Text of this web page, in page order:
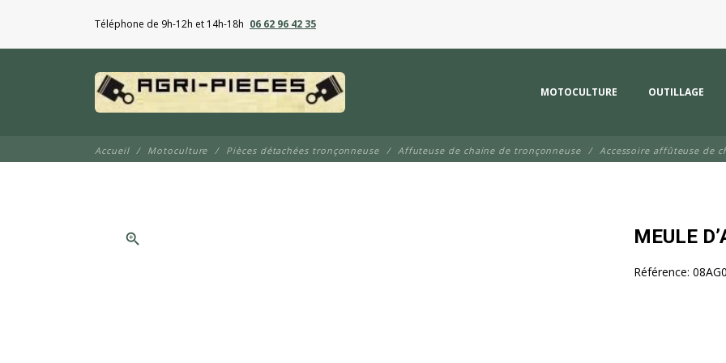
Téléphone de 9h-12h et 14h-18h 06 62 96 42 35
MOTOCULTURE OUTILLAGE
Accueil Motoculture Pièces détachées tronçonneuse Affuteuse de chaine de tronçonneuse Accessoire affûteuse de
zoom_in MEULE
Référence: